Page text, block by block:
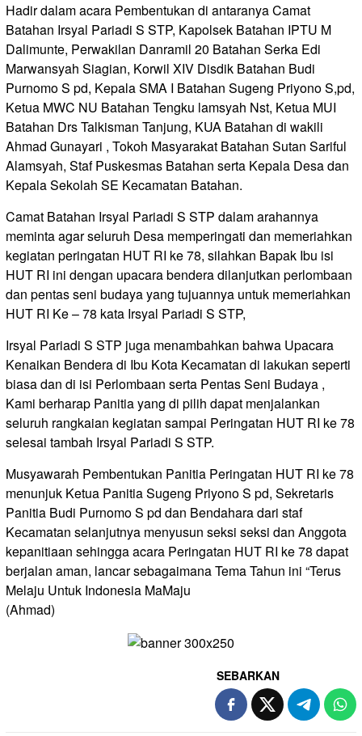
Hadir dalam acara Pembentukan di antaranya Camat
Batahan Irsyal Pariadi S STP, Kapolsek Batahan IPTU M
Dalimunte, Perwakilan Danramil 20 Batahan Serka Edi
Marwansyah Siagian, Korwil XIV Disdik Batahan Budi
Purnomo S pd, Kepala SMA I Batahan Sugeng Priyono S,pd,
Ketua MWC NU Batahan Tengku lamsyah Nst, Ketua MUI
Batahan Drs Talkisman Tanjung, KUA Batahan di wakili
Ahmad Gunayari , Tokoh Masyarakat Batahan Sutan Sariful
Alamsyah, Staf Puskesmas Batahan serta Kepala Desa dan
Kepala Sekolah SE Kecamatan Batahan.
Camat Batahan Irsyal Pariadi S STP dalam arahannya
meminta agar seluruh Desa memperingati dan memeriahkan
kegiatan peringatan HUT RI ke 78, silahkan Bapak Ibu isi
HUT RI ini dengan upacara bendera dilanjutkan perlombaan
dan pentas seni budaya yang tujuannya untuk memeriahkan
HUT RI Ke – 78 kata Irsyal Pariadi S STP,
Irsyal Pariadi S STP juga menambahkan bahwa Upacara
Kenaikan Bendera di Ibu Kota Kecamatan di lakukan seperti
biasa dan di isi Perlombaan serta Pentas Seni Budaya ,
Kami berharap Panitia yang di pilih dapat menjalankan
seluruh rangkaian kegiatan sampai Peringatan HUT RI ke 78
selesai tambah Irsyal Pariadi S STP.
Musyawarah Pembentukan Panitia Peringatan HUT RI ke 78
menunjuk Ketua Panitia Sugeng Priyono S pd, Sekretaris
Panitia Budi Purnomo S pd dan Bendahara dari staf
Kecamatan selanjutnya menyusun seksi seksi dan Anggota
kepanitiaan sehingga acara Peringatan HUT RI ke 78 dapat
berjalan aman, lancar sebagaimana Tema Tahun ini “Terus
Melaju Untuk Indonesia MaMaju
(Ahmad)
SEBARKAN